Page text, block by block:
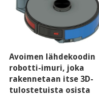
Avoimen lähdekoodin
robotti-imuri, joka
rakennetaan itse 3D-
tulostetuista osista